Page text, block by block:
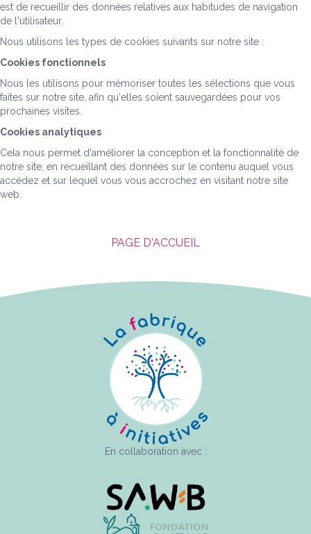
est de recueillir des données relatives aux habitudes de navigation
de l'utilisateur.
Nous utilisons les types de cookies suivants sur notre site :
Cookies fonctionnels
Nous les utilisons pour mémoriser toutes les sélections que vous
faites sur notre site, afin qu'elles soient sauvegardées pour vos
prochaines visites.
Cookies analytiques
Cela nous permet d'améliorer la conception et la fonctionnalité de
notre site, en recueillant des données sur le contenu auquel vous
accédez et sur lequel vous vous accrochez en visitant notre site
web.
PAGE D'ACCUEIL
En collaboration avec :